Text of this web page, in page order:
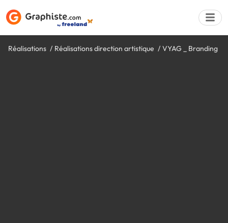
Réalisations Réalisations direction artistique VYAG _ Branding